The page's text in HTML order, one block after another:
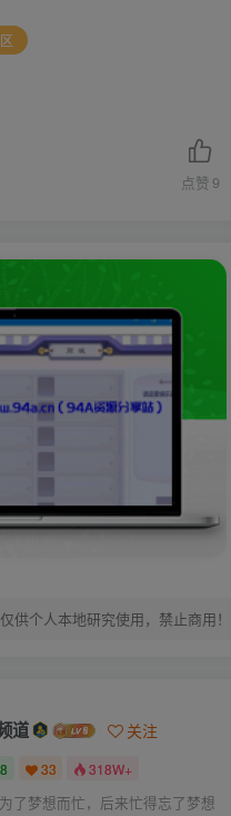
点赞 9
供个人本地研究使用，禁止商用！
道 关注
8 33 318W+
了梦想而忙，后来忙得忘了梦想